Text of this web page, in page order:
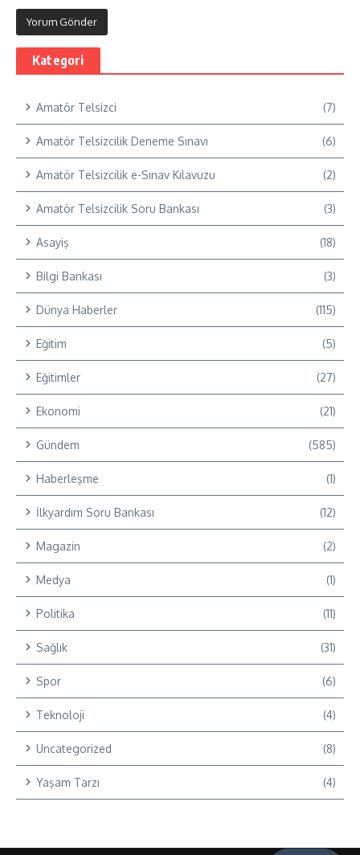
Kategori
Amatör Telsizci (7)
Amatör Telsizcilik Deneme Sınavı (6)
Amatör Telsizcilik e-Sınav Kılavuzu (2)
Amatör Telsizcilik Soru Bankası (3)
Asayiş (18)
Bilgi Bankası (3)
Dünya Haberler (115)
Eğitim (5)
Eğitimler (27)
Ekonomi (21)
Gündem (585)
Haberleşme (1)
İlkyardım Soru Bankası (12)
Magazin (2)
Medya (1)
Politika (11)
Sağlık (31)
Spor (6)
Teknoloji (4)
Uncategorized (8)
Yaşam Tarzı (4)